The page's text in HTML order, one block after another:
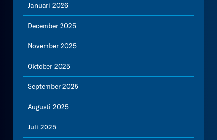
Januari 2026
December 2025
November 2025
Oktober 2025
September 2025
Augusti 2025
Juli 2025